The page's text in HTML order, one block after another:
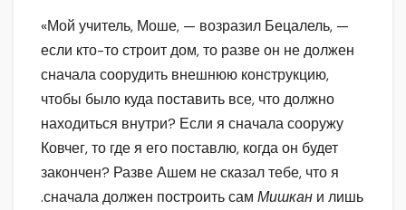
«Мой учитель, Моше, — возразил Бецалель, —
если кто-то строит дом, то разве он не должен
сначала соорудить внешнюю конструкцию,
чтобы было куда поставить все, что должно
находиться внутри? Если я сначала сооружу
Ковчег, то где я его поставлю, когда он будет
закончен? Разве Ашем не сказал тебе, что я
.сначала должен построить сам Мишкан и лишь